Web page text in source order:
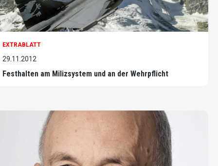
EXTRABLATT
29.11.2012
Festhalten am Milizsystem und an der Wehrpflicht